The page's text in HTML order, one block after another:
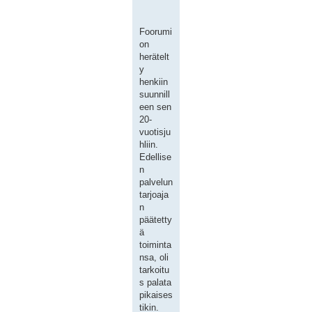
Foorumi
on
herätelt
y
henkiin
suunnill
een sen
20-
vuotisju
hliin.
Edellise
n
palvelun
tarjoaja
n
päätetty
ä
toiminta
nsa, oli
tarkoitu
s palata
pikaises
tikin.